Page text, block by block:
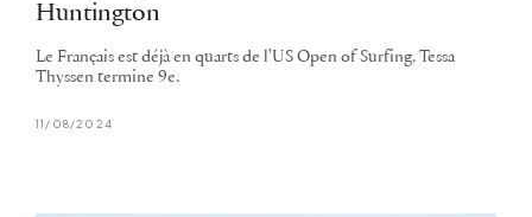
Huntington
Le Français est déjà en quarts de l'US Open of Surfing. Tessa
Thyssen termine 9e.
11/08/2024